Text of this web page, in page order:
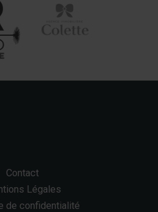
Contact
Légales
de confidentialité